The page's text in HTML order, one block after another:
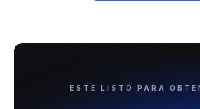
ESTÉ LISTO PARA